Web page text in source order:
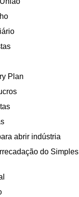
Plan
abrir indústria
do Simples